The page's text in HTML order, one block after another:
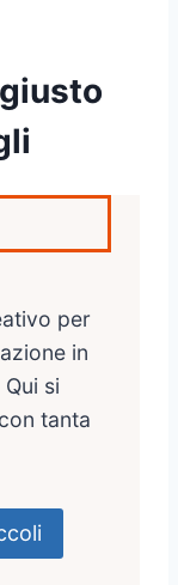
per
in
si
tanta